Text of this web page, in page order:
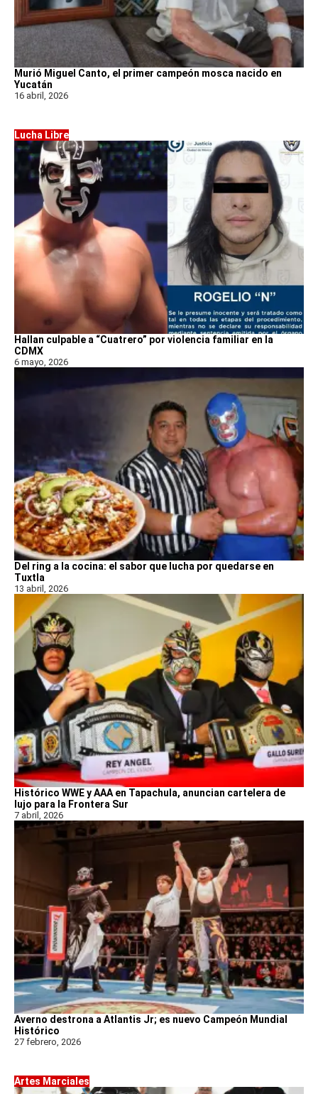
Murió Miguel Canto, el primer campeón mosca nacido en
Yucatán
16 abril, 2026
Lucha Libre
Hallan culpable a “Cuatrero” por violencia familiar en la
CDMX
6 mayo, 2026
Del ring a la cocina: el sabor que lucha por quedarse en
Tuxtla
13 abril, 2026
Histórico WWE y AAA en Tapachula, anuncian cartelera de
lujo para la Frontera Sur
7 abril, 2026
Averno destrona a Atlantis Jr; es nuevo Campeón Mundial
Histórico
27 febrero, 2026
Artes Marciales